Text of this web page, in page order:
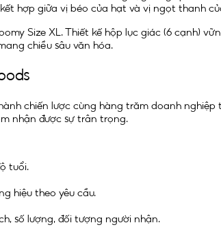
hợp giữa vị béo của hạt và vị ngọt thanh
Size XL. Thiết kế hộp lục giác (6 cạnh)
chiều sâu văn hóa.
chiến lược cùng hàng trăm doanh
nhận được sự trân trọng.
tuổi.
hiệu theo yêu cầu.
số lượng, đối tượng người nhận.